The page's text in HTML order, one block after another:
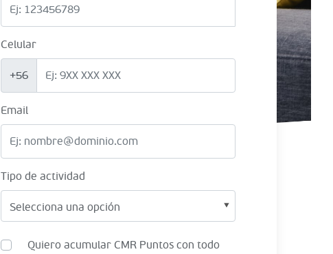
Celular
+56
Email
Tipo de actividad
Quiero acumular CMR Puntos con todo